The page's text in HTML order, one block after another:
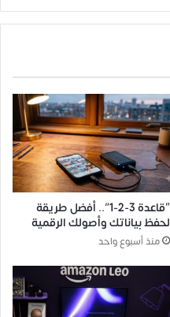
“قاعدة 3-2-1”.. أفضل طريقة
لحفظ بياناتك وأصولك الرقمية
منذ أسبوع واحد